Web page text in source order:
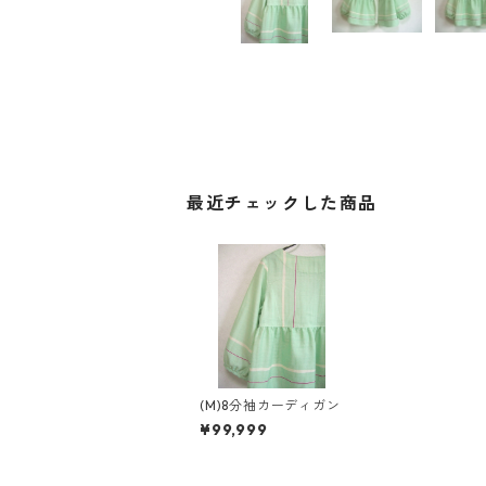
最近チェックした商品
(M)8分袖カーディガン
¥99,999